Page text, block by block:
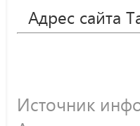
Адрес сайта
Источник